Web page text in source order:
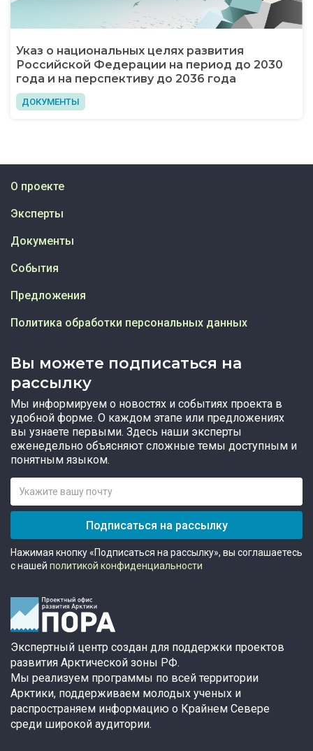
Указ о национальных целях развития
Российской Федерации на период до 2030
года и на перспективу до 2036 года
ДОКУМЕНТЫ
Вы можете подписаться на
рассылку
Мы информируем о новостях и событиях проекта в
удобной форме. О каждом этапе или предложениях
вы узнаете первыми. Здесь наши эксперты
еженедельно объясняют сложные темы доступным и
понятным языком.
Подписаться на рассылку
Нажимая кнопку «Подписаться на рассылку», вы соглашаетесь
с нашей политикой конфиденциальности
О проекте
Эксперты
Документы
События
Предложения
Политика обработки персональных данных
Экспертный центр создан для поддержки проектов
развития Арктической зоны РФ.
Мы реализуем программы по всей территории
Арктики, поддерживаем молодых ученых и
распространяем информацию о Крайнем Севере
среди широкой аудитории.